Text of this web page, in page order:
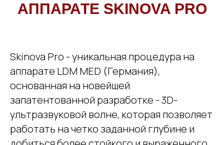
АППАРАТЕ SKINOVA PRO
Skinova Pro - уникальная процедура на
аппарате LDM MED (Германия),
основанная на новейшей
запатентованной разработке - 3D-
ультразвуковой волне, которая позволяет
работать на четко заданной глубине и